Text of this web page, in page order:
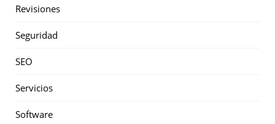
Revisiones
Seguridad
SEO
Servicios
Software